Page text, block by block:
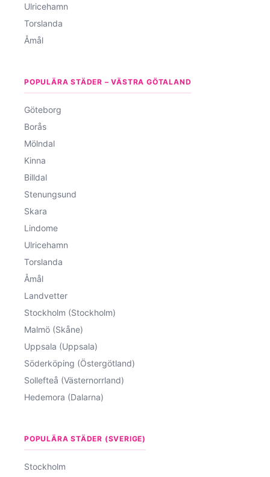
Ulricehamn
Torslanda
Åmål
POPULÄRA STÄDER – VÄSTRA GÖTALAND
Göteborg
Borås
Mölndal
Kinna
Billdal
Stenungsund
Skara
Lindome
Ulricehamn
Torslanda
Åmål
Landvetter
Stockholm (Stockholm)
Malmö (Skåne)
Uppsala (Uppsala)
Söderköping (Östergötland)
Sollefteå (Västernorrland)
Hedemora (Dalarna)
POPULÄRA STÄDER (SVERIGE)
Stockholm